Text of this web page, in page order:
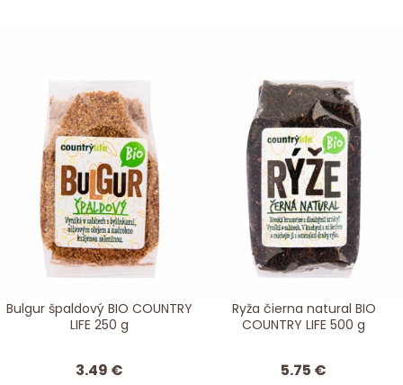
Bulgur špaldový BIO COUNTRY
LIFE 250 g
3.49 €
Ryža čierna natural BIO
COUNTRY LIFE 500 g
5.75 €